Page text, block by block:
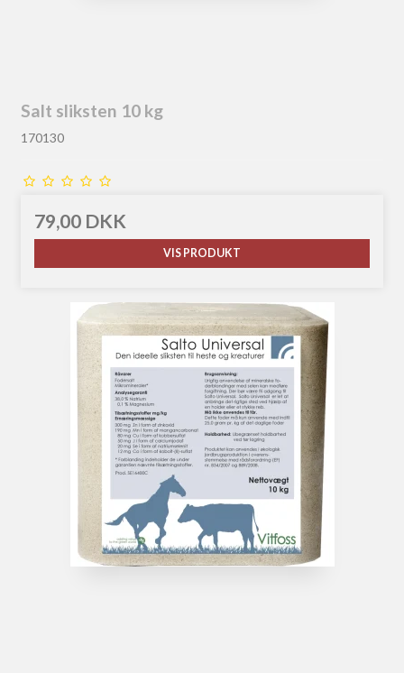
Salt sliksten 10 kg
170130
79,00 DKK
VIS PRODUKT